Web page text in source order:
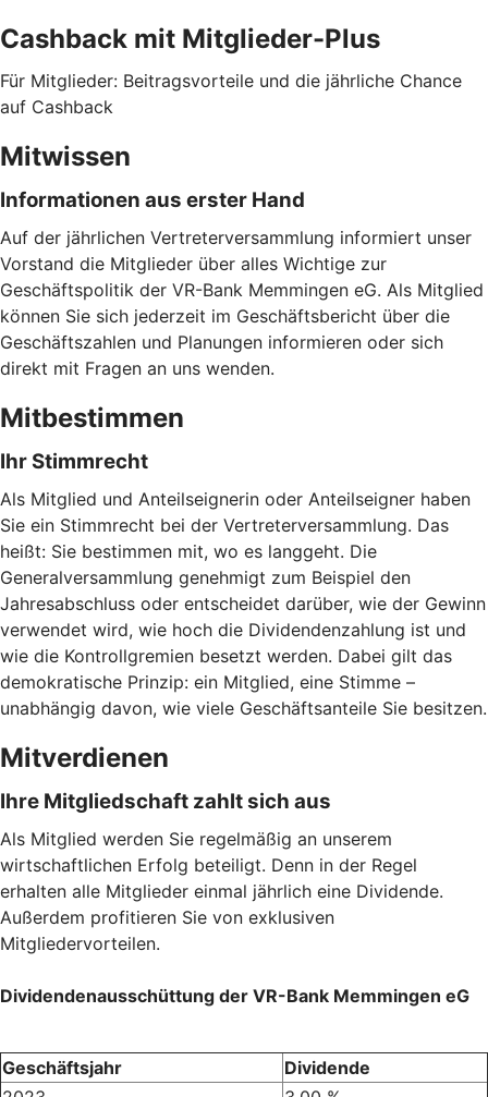
Cashback mit Mitglieder-Plus
Für Mitglieder: Beitragsvorteile und die jährliche Chance
auf Cashback
Mitwissen
Informationen aus erster Hand
Auf der jährlichen Vertreterversammlung informiert unser
Vorstand die Mitglieder über alles Wichtige zur
Geschäftspolitik der VR-Bank Memmingen eG. Als Mitglied
können Sie sich jederzeit im Geschäftsbericht über die
Geschäftszahlen und Planungen informieren oder sich
direkt mit Fragen an uns wenden.
Mitbestimmen
Ihr Stimmrecht
Als Mitglied und Anteilseignerin oder Anteilseigner haben
Sie ein Stimmrecht bei der Vertreterversammlung. Das
heißt: Sie bestimmen mit, wo es langgeht. Die
Generalversammlung genehmigt zum Beispiel den
Jahresabschluss oder entscheidet darüber, wie der Gewinn
verwendet wird, wie hoch die Dividendenzahlung ist und
wie die Kontrollgremien besetzt werden. Dabei gilt das
demokratische Prinzip: ein Mitglied, eine Stimme –
unabhängig davon, wie viele Geschäftsanteile Sie besitzen.
Mitverdienen
Ihre Mitgliedschaft zahlt sich aus
Als Mitglied werden Sie regelmäßig an unserem
wirtschaftlichen Erfolg beteiligt. Denn in der Regel
erhalten alle Mitglieder einmal jährlich eine Dividende.
Außerdem profitieren Sie von exklusiven
Mitgliedervorteilen.
Dividendenausschüttung der VR-Bank Memmingen eG
Geschäftsjahr
Dividende